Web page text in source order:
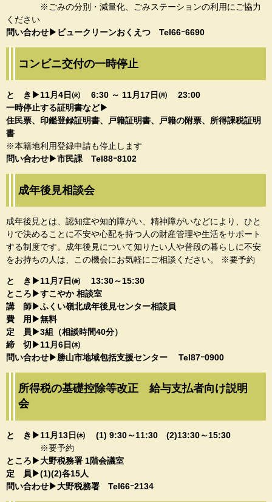
※ごみの分別・減量化、ごみステーションの利用にご協力
ください
問い合わせ▶ビュークリーンおくえつ Tel66ｰ6690​
コンビニ交付の一時停止
​と き▶11月4日㈫ 6:30 ～ 11月17日㈪ 23:00
一時停止する証明書など▶
住民票、印鑑登録証明書、戸籍証明書、戸籍の附票、所得課税証明
書
※本籍地利用登録申請も停止します
問い合わせ▶市民課 Tel88ｰ8102​
成年後見相談会
成年後見とは、認知症や知的障がい、精神障がいなどにより、ひと
りで決めることに不安や心配を持つ人の財産管理や生活をサポート
する制度です。成年後見について知りたい人や普段の暮らしに不安
をお持ちの人は、この機会にお気軽にご相談ください。 ※要予約
と き▶11月7日㈮ 13:30～15:30
ところ▶すこやか 相談室
講 師▶ふくい嶺北成年後見センター相談員
費 用▶無料
定 員▶3組（相談時間40分）
締 切▶11月6日㈭
​​問い合わせ▶勝山市地域包括支援センター Tel87ｰ0900​
所得税の基礎控除等改正 給与支払者向け説明
会
と き▶11月13日㈭ (1) 9:30～11:30 (2)13:30～15:30​
※要予約
ところ▶大野税務署 1階会議室​
定 員▶(1)(2)各15人
問い合わせ▶大野税務署​ Tel66ｰ2134​